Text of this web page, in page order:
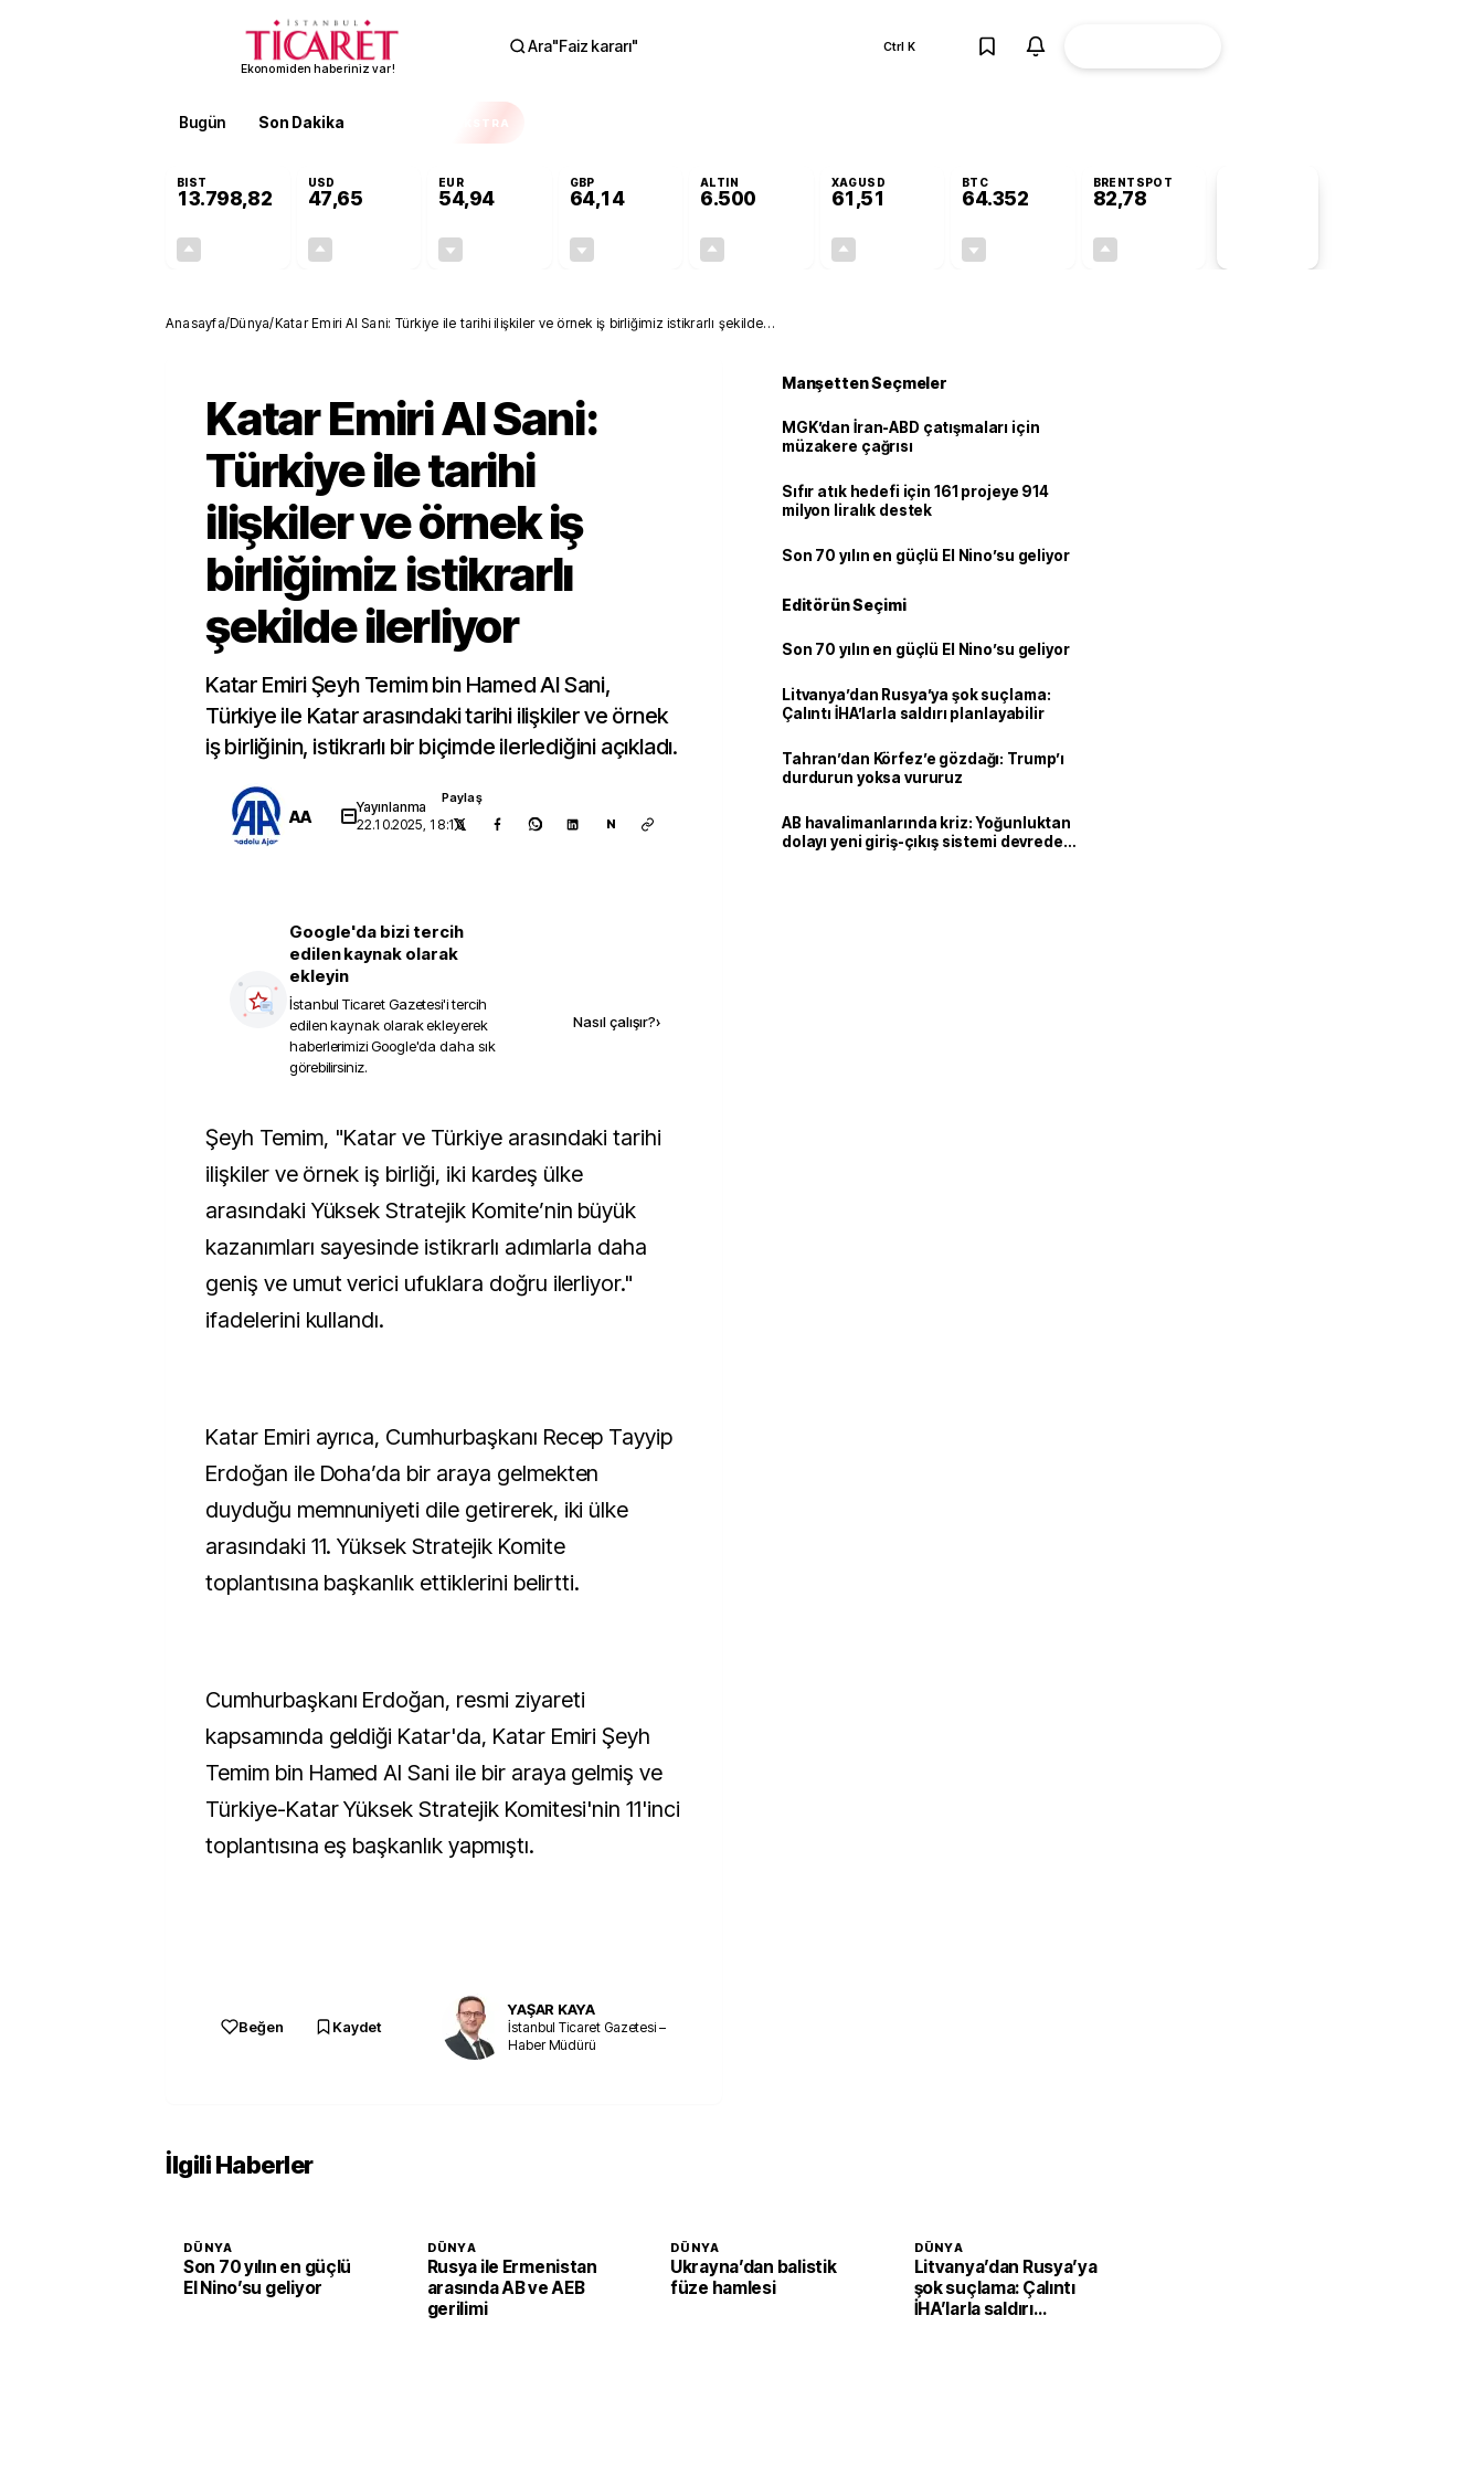
Ekonomiden haberiniz var!
Ara"Faiz kararı" Ctrl K
Bugün Son Dakika EKSTRA
BIST
13.798,82
USD
47,65
EUR
54,94
GBP
64,14
ALTIN
6.500
XAGUSD
61,51
BTC
64.352
BRENTSPOT
82,78
Anasayfa/Dünya/Katar Emiri Al Sani: Türkiye ile tarihi ilişkiler ve örnek iş birliğimiz istikrarlı şekilde
Katar Emiri Al Sani:
Türkiye ile tarihi
ilişkiler ve örnek iş
birliğimiz istikrarlı
şekilde ilerliyor
Katar Emiri Şeyh Temim bin Hamed Al Sani,
Türkiye ile Katar arasındaki tarihi ilişkiler ve örnek
iş birliğinin, istikrarlı bir biçimde ilerlediğini açıkladı.
AA
Yayınlanma
22.10.2025, 18:10
Paylaş
N
Google'da bizi tercih
edilen kaynak olarak
ekleyin
İstanbul Ticaret Gazetesi'i tercih
edilen kaynak olarak ekleyerek
haberlerimizi Google'da daha sık
görebilirsiniz.
Nasıl çalışır?›
Şeyh Temim, "Katar ve Türkiye arasındaki tarihi
ilişkiler ve örnek iş birliği, iki kardeş ülke
arasındaki Yüksek Stratejik Komite’nin büyük
kazanımları sayesinde istikrarlı adımlarla daha
geniş ve umut verici ufuklara doğru ilerliyor."
ifadelerini kullandı.
Katar Emiri ayrıca, Cumhurbaşkanı Recep Tayyip
Erdoğan ile Doha’da bir araya gelmekten
duyduğu memnuniyeti dile getirerek, iki ülke
arasındaki 11. Yüksek Stratejik Komite
toplantısına başkanlık ettiklerini belirtti.
Cumhurbaşkanı Erdoğan, resmi ziyareti
kapsamında geldiği Katar'da, Katar Emiri Şeyh
Temim bin Hamed Al Sani ile bir araya gelmiş ve
Türkiye-Katar Yüksek Stratejik Komitesi'nin 11'inci
toplantısına eş başkanlık yapmıştı.
Beğen Kaydet
YAŞAR KAYA
İstanbul Ticaret Gazetesi –
Haber Müdürü
Manşetten Seçmeler
MGK’dan İran-ABD çatışmaları için
müzakere çağrısı
Sıfır atık hedefi için 161 projeye 914
milyon liralık destek
Son 70 yılın en güçlü El Nino’su geliyor
Editörün Seçimi
Son 70 yılın en güçlü El Nino’su geliyor
Litvanya’dan Rusya’ya şok suçlama:
Çalıntı İHA’larla saldırı planlayabilir
Tahran’dan Körfez’e gözdağı: Trump’ı
durdurun yoksa vururuz
AB havalimanlarında kriz: Yoğunluktan
dolayı yeni giriş-çıkış sistemi devreden
İlgili Haberler
DÜNYA
Son 70 yılın en güçlü
El Nino’su geliyor
DÜNYA
Rusya ile Ermenistan
arasında AB ve AEB
gerilimi
DÜNYA
Ukrayna’dan balistik
füze hamlesi
DÜNYA
Litvanya’dan Rusya’ya
şok suçlama: Çalıntı
İHA’larla saldırı